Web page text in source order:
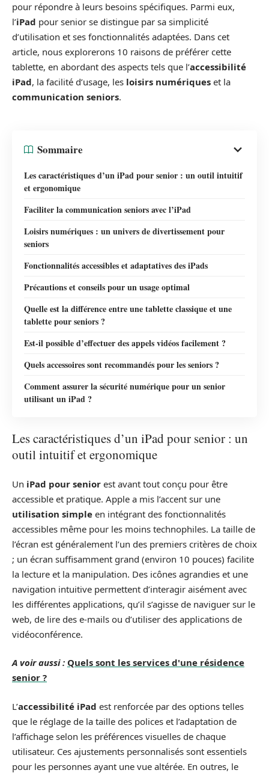
pour répondre à leurs besoins spécifiques. Parmi eux,
l’iPad pour senior se distingue par sa simplicité
d’utilisation et ses fonctionnalités adaptées. Dans cet
article, nous explorerons 10 raisons de préférer cette
tablette, en abordant des aspects tels que l’accessibilité
iPad, la facilité d’usage, les loisirs numériques et la
communication seniors.
Sommaire
Les caractéristiques d’un iPad pour senior : un outil intuitif
et ergonomique
Faciliter la communication seniors avec l’iPad
Loisirs numériques : un univers de divertissement pour
seniors
Fonctionnalités accessibles et adaptatives des iPads
Précautions et conseils pour un usage optimal
Quelle est la différence entre une tablette classique et une
tablette pour seniors ?
Est-il possible d’effectuer des appels vidéos facilement ?
Quels accessoires sont recommandés pour les seniors ?
Comment assurer la sécurité numérique pour un senior
utilisant un iPad ?
Les caractéristiques d’un iPad pour senior : un
outil intuitif et ergonomique
Un iPad pour senior est avant tout conçu pour être
accessible et pratique. Apple a mis l’accent sur une
utilisation simple en intégrant des fonctionnalités
accessibles même pour les moins technophiles. La taille de
l’écran est généralement l’un des premiers critères de choix
; un écran suffisamment grand (environ 10 pouces) facilite
la lecture et la manipulation. Des icônes agrandies et une
navigation intuitive permettent d’interagir aisément avec
les différentes applications, qu’il s’agisse de naviguer sur le
web, de lire des e-mails ou d’utiliser des applications de
vidéoconférence.
A voir aussi : Quels sont les services d'une résidence
senior ?
L’accessibilité iPad est renforcée par des options telles
que le réglage de la taille des polices et l’adaptation de
l’affichage selon les préférences visuelles de chaque
utilisateur. Ces ajustements personnalisés sont essentiels
pour les personnes ayant une vue altérée. En outres, le